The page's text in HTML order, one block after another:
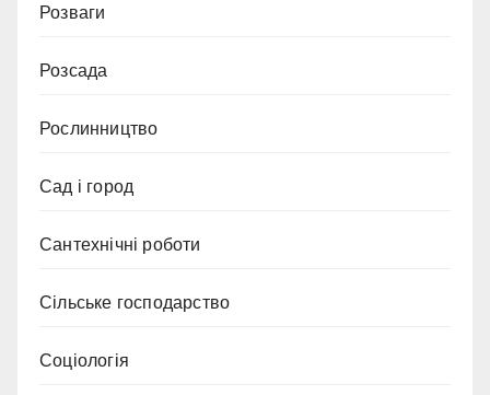
Розваги
Розсада
Рослинництво
Сад і город
Сантехнічні роботи
Сільське господарство
Соціологія